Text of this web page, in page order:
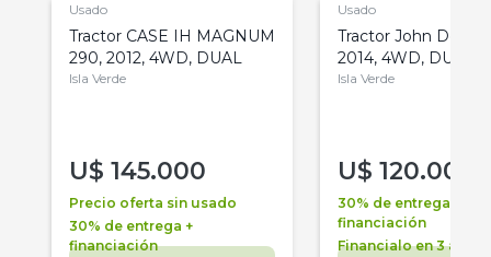
Usado
Tractor CASE IH MAGNUM
290, 2012, 4WD, DUAL
Isla Verde
U$ 145.000
Precio oferta sin usado
30% de entrega +
financiación
Usado
Tractor John Deere
2014, 4WD, DUAL
Isla Verde
U$ 120.000
30% de entrega +
financiación
Financialo en 3 años